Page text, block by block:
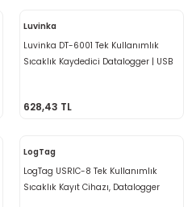
Luvinka
Luvinka DT-6001 Tek Kullanımlık
Sıcaklık Kaydedici Datalogger | USB
628,43 TL
LogTag
LogTag USRIC-8 Tek Kullanımlık
Sıcaklık Kayıt Cihazı, Datalogger